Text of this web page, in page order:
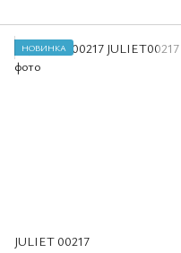
НОВИНКА
JULIET 00217